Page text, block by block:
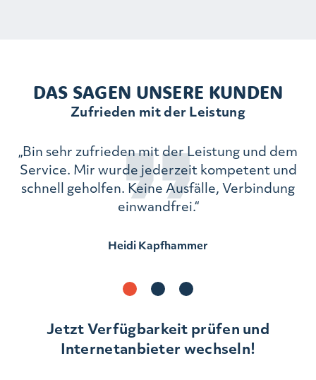
DAS SAGEN UNSERE KUNDEN
Zufrieden mit der Leistung
„Bin sehr zufrieden mit der Leistung und dem
Service. Mir wurde jederzeit kompetent und
schnell geholfen. Keine Ausfälle, Verbindung
einwandfrei.“
Heidi Kapfhammer
Jetzt Verfügbarkeit prüfen und
Internetanbieter wechseln!